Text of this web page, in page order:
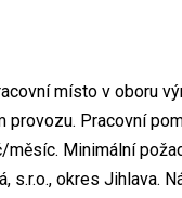
místo v oboru
provozu. Pracovní
Minimální
s.r.o., okres Jihlava.